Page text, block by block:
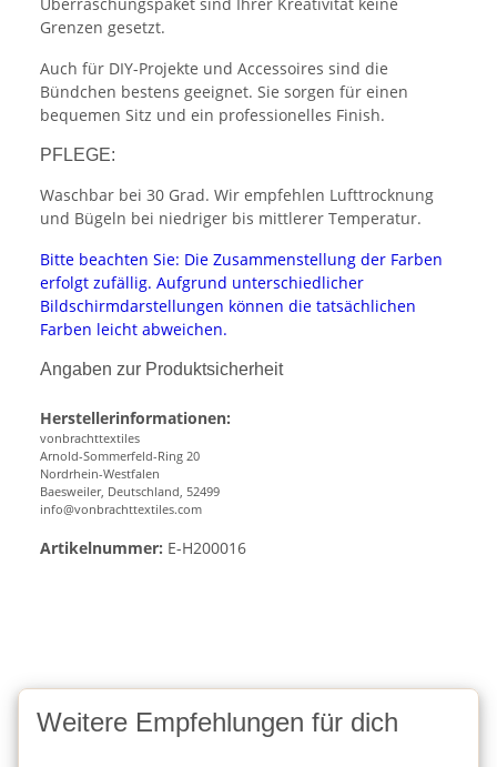
Überraschungspaket sind Ihrer Kreativität keine
Grenzen gesetzt.
Auch für DIY-Projekte und Accessoires sind die
Bündchen bestens geeignet. Sie sorgen für einen
bequemen Sitz und ein professionelles Finish.
PFLEGE:
Waschbar bei 30 Grad. Wir empfehlen Lufttrocknung
und Bügeln bei niedriger bis mittlerer Temperatur.
Bitte beachten Sie: Die Zusammenstellung der Farben
erfolgt zufällig. Aufgrund unterschiedlicher
Bildschirmdarstellungen können die tatsächlichen
Farben leicht abweichen.
Angaben zur Produktsicherheit
Herstellerinformationen:
vonbrachttextiles
Arnold-Sommerfeld-Ring 20
Nordrhein-Westfalen
Baesweiler, Deutschland, 52499
info@vonbrachttextiles.com
Artikelnummer: E-H200016
Weitere Empfehlungen für dich